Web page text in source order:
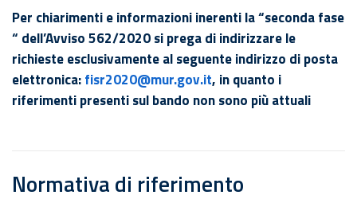
Per chiarimenti e informazioni inerenti la “seconda fase
“ dell’Avviso 562/2020 si prega di indirizzare le
richieste esclusivamente al seguente indirizzo di posta
elettronica:fisr2020@mur.gov.it, in quanto i
riferimenti presenti sul bando non sono più attuali
Normativa di riferimento